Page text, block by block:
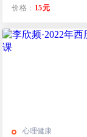
价格： 15元
心理健康